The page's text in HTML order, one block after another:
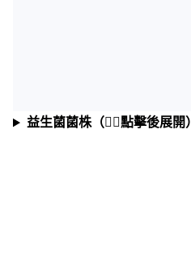
益生菌菌株（👆🏼點擊後展開）